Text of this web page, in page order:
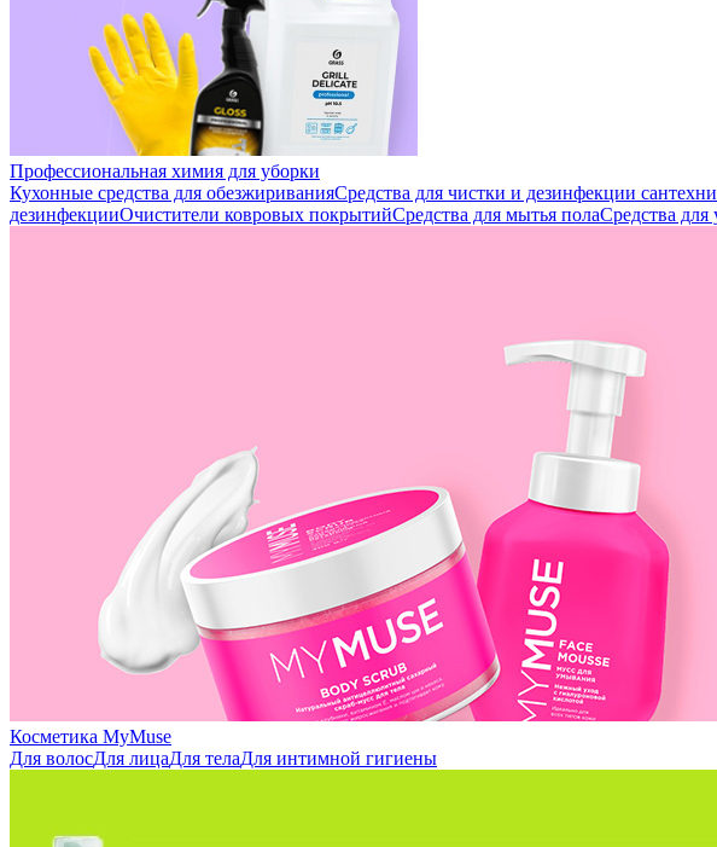
Профессиональная химия для уборки
Кухонные средства для обезжириванияСредства для чистки и дезинфекции
дезинфекцииОчистители ковровых покрытийСредства для мытья полаСредства для
Косметика MyMuse
Для волосДля лицаДля телаДля интимной гигиены